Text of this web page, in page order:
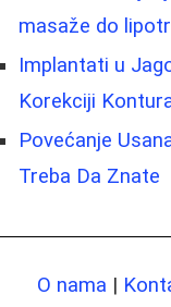
masaže do
Implantati u
Korekciji
Povećanje
Treba Da Znate
O nama |